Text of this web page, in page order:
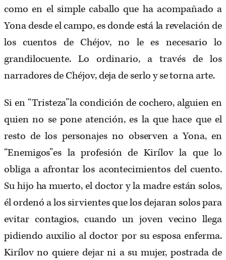
como en el simple caballo que ha acompañado a
Yona desde el campo, es donde está la revelación de
los cuentos de Chéjov, no le es necesario lo
grandilocuente. Lo ordinario, a través de los
narradores de Chéjov, deja de serlo y se torna arte.
Si en “Tristeza”la condición de cochero, alguien en
quien no se pone atención, es la que hace que el
resto de los personajes no observen a Yona, en
“Enemigos”es la profesión de Kirílov la que lo
obliga a afrontar los acontecimientos del cuento.
Su hijo ha muerto, el doctor y la madre están solos,
él ordenó a los sirvientes que los dejaran solos para
evitar contagios, cuando un joven vecino llega
pidiendo auxilio al doctor por su esposa enferma.
Kirílov no quiere dejar ni a su mujer, postrada de